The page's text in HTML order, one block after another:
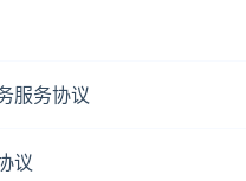
服务协议
议